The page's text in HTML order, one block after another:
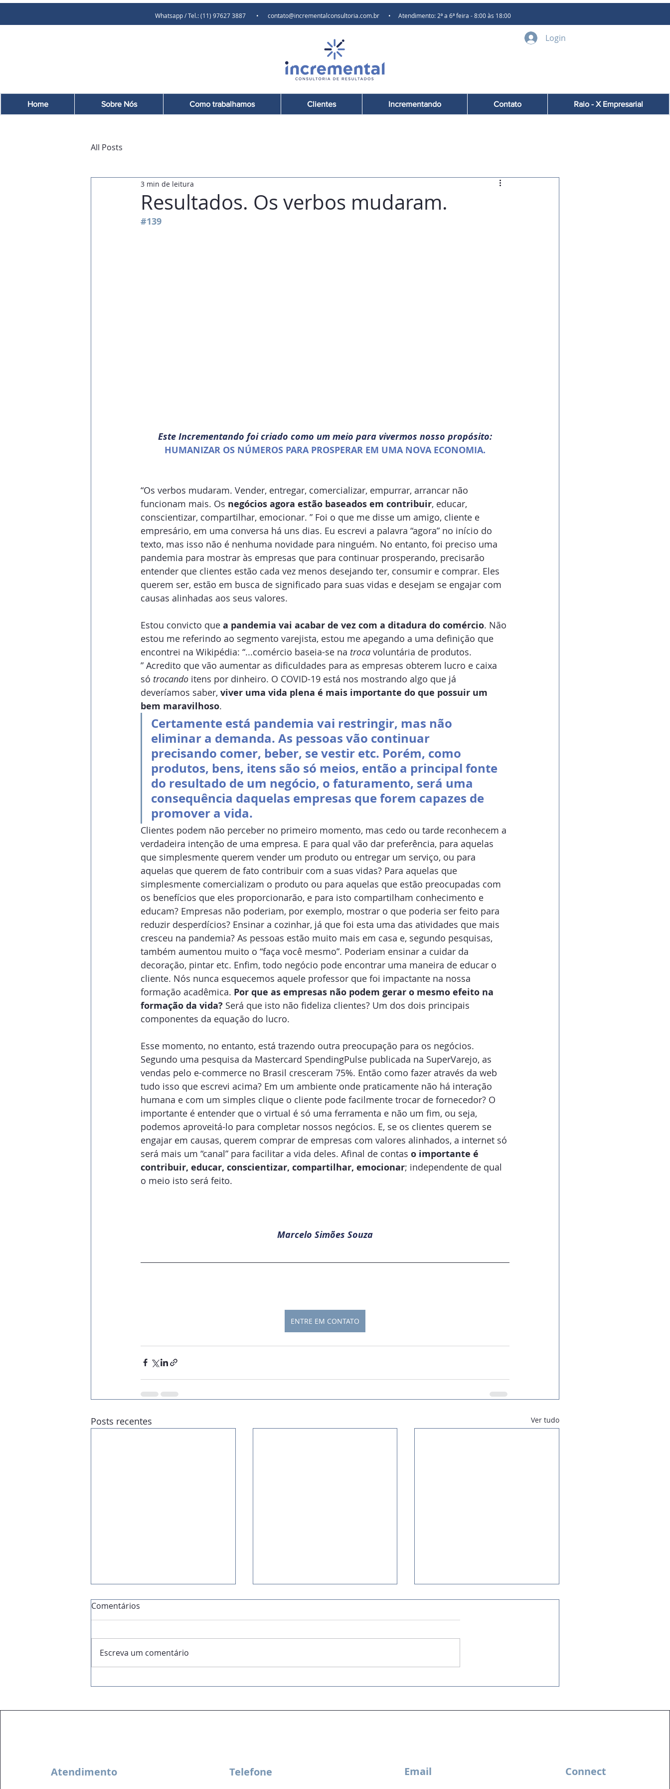
Whatsapp / Tel.: (11) 97627 3887 • contato@incrementalconsultoria.com.br • Atendimento: 2ª a 6ª feira - 8:00 às 18:00
Login
Home Sobre Nós Como trabalhamos Clientes Incrementando Contato Raio - X Empresarial
All Posts
Resultados. Os verbos mudaram.
3 min de leitura
#139
Este Incrementando foi criado como um meio para vivermos nosso propósito:
HUMANIZAR OS NÚMEROS PARA PROSPERAR EM UMA NOVA ECONOMIA.
“Os verbos mudaram. Vender, entregar, comercializar, empurrar, arrancar não
funcionam mais. Os negócios agora estão baseados em contribuir, educar,
conscientizar, compartilhar, emocionar. ” Foi o que me disse um amigo, cliente e
empresário, em uma conversa há uns dias. Eu escrevi a palavra “agora” no início do
texto, mas isso não é nenhuma novidade para ninguém. No entanto, foi preciso uma
pandemia para mostrar às empresas que para continuar prosperando, precisarão
entender que clientes estão cada vez menos desejando ter, consumir e comprar. Eles
querem ser, estão em busca de significado para suas vidas e desejam se engajar com
causas alinhadas aos seus valores.
Estou convicto que a pandemia vai acabar de vez com a ditadura do comércio. Não
estou me referindo ao segmento varejista, estou me apegando a uma definição que
encontrei na Wikipédia: “...comércio baseia-se na troca voluntária de produtos.
” Acredito que vão aumentar as dificuldades para as empresas obterem lucro e caixa
só trocando itens por dinheiro. O COVID-19 está nos mostrando algo que já
deveríamos saber, viver uma vida plena é mais importante do que possuir um
bem maravilhoso.
Certamente está pandemia vai restringir, mas não
eliminar a demanda. As pessoas vão continuar
precisando comer, beber, se vestir etc. Porém, como
produtos, bens, itens são só meios, então a principal fonte
do resultado de um negócio, o faturamento, será uma
consequência daquelas empresas que forem capazes de
promover a vida.
Clientes podem não perceber no primeiro momento, mas cedo ou tarde reconhecem a
verdadeira intenção de uma empresa. E para qual vão dar preferência, para aquelas
que simplesmente querem vender um produto ou entregar um serviço, ou para
aquelas que querem de fato contribuir com a suas vidas? Para aquelas que
simplesmente comercializam o produto ou para aquelas que estão preocupadas com
os benefícios que eles proporcionarão, e para isto compartilham conhecimento e
educam? Empresas não poderiam, por exemplo, mostrar o que poderia ser feito para
reduzir desperdícios? Ensinar a cozinhar, já que foi esta uma das atividades que mais
cresceu na pandemia? As pessoas estão muito mais em casa e, segundo pesquisas,
também aumentou muito o “faça você mesmo”. Poderiam ensinar a cuidar da
decoração, pintar etc. Enfim, todo negócio pode encontrar uma maneira de educar o
cliente. Nós nunca esquecemos aquele professor que foi impactante na nossa
formação acadêmica. Por que as empresas não podem gerar o mesmo efeito na
formação da vida? Será que isto não fideliza clientes? Um dos dois principais
componentes da equação do lucro.
Esse momento, no entanto, está trazendo outra preocupação para os negócios.
Segundo uma pesquisa da Mastercard SpendingPulse publicada na SuperVarejo, as
vendas pelo e-commerce no Brasil cresceram 75%. Então como fazer através da web
tudo isso que escrevi acima? Em um ambiente onde praticamente não há interação
humana e com um simples clique o cliente pode facilmente trocar de fornecedor? O
importante é entender que o virtual é só uma ferramenta e não um fim, ou seja,
podemos aproveitá-lo para completar nossos negócios. E, se os clientes querem se
engajar em causas, querem comprar de empresas com valores alinhados, a internet só
será mais um “canal” para facilitar a vida deles. Afinal de contas o importante é
contribuir, educar, conscientizar, compartilhar, emocionar; independente de qual
o meio isto será feito.
Marcelo Simões Souza
ENTRE EM CONTATO
Posts recentes Ver tudo
Comentários
Escreva um comentário
Atendimento Telefone Email Connect